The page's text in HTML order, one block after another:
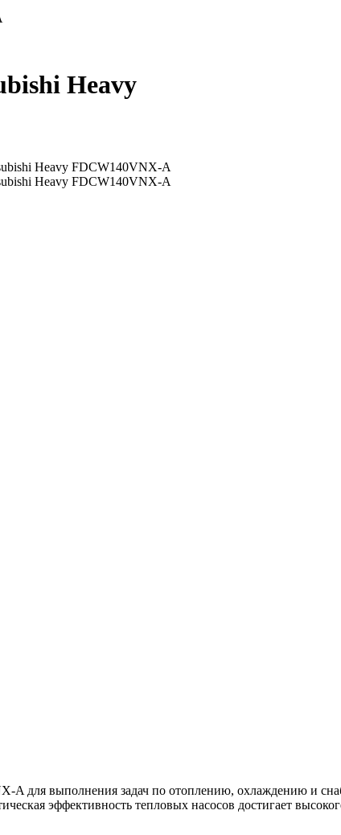
Heavy
для выполнения задач по отоплению, охлаждению и
эффективность тепловых насосов достигает